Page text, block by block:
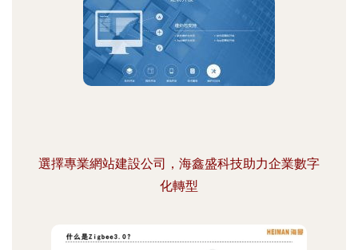
選擇專業網站建設公司，海鑫盛科技助力企業數字
化轉型